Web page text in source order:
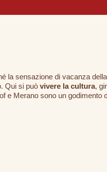
la sensazione di vacanza
Qui si può vivere la cultura,
e Merano sono un godimento